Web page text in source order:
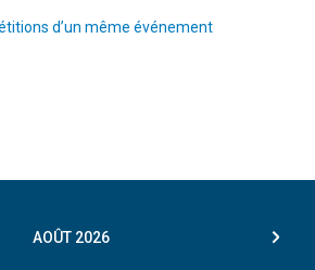
d’un même événement
AOÛT 2026